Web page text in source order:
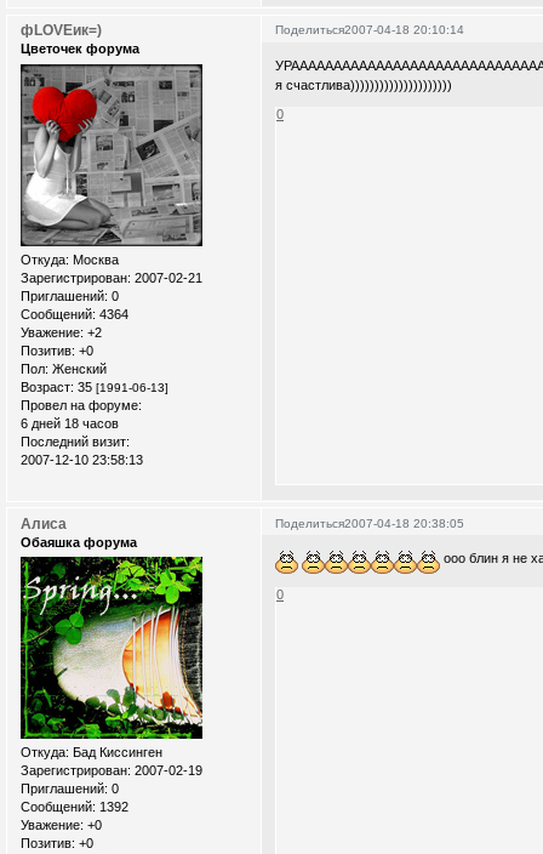
Поделиться2007-04-18 20:10:14
фLOVEик=)
Цветочек форума
Откуда: Москва
Зарегистрирован: 2007-02-21
Приглашений: 0
Сообщений: 4364
Уважение: +2
Позитив: +0
Пол: Женский
Возраст: 35 [1991-06-13]
Провел на форуме:
6 дней 18 часов
Последний визит:
2007-12-10 23:58:13
я счастлива)))))))))))))))))))))
0
Поделиться2007-04-18 20:38:05
Алиса
Обаяшка форума
Откуда: Бад Киссинген
Зарегистрирован: 2007-02-19
Приглашений: 0
Сообщений: 1392
Уважение: +0
Позитив: +0
ооо блин я не
0